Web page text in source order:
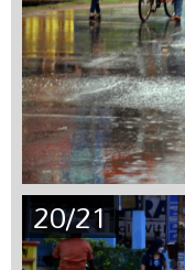
20/21